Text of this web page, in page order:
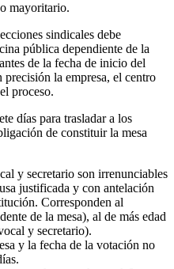
mayoritario.
sindicales debe
pública dependiente de la
de la fecha de inicio del
la empresa, el centro
proceso.
días para trasladar a los
de constituir la mesa
y secretario son irrenunciables
justificada y con antelación
Corresponden al
de la mesa), al de más edad
y secretario).
y la fecha de la votación no